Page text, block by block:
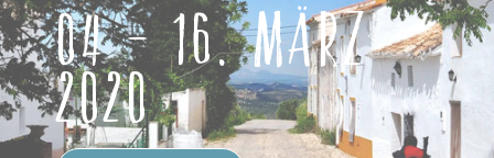
04 - 16. März
2020